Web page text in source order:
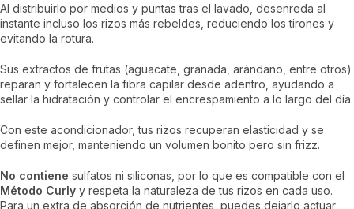
Al distribuirlo por medios y puntas tras el lavado, desenreda al
instante incluso los rizos más rebeldes, reduciendo los tirones y
evitando la rotura.
Sus extractos de frutas (aguacate, granada, arándano, entre otros)
reparan y fortalecen la fibra capilar desde adentro, ayudando a
sellar la hidratación y controlar el encrespamiento a lo largo del día.
Con este acondicionador, tus rizos recuperan elasticidad y se
definen mejor, manteniendo un volumen bonito pero sin frizz.
No contiene sulfatos ni siliconas, por lo que es compatible con el
Método Curly y respeta la naturaleza de tus rizos en cada uso.
Para un extra de absorción de nutrientes, puedes dejarlo actuar